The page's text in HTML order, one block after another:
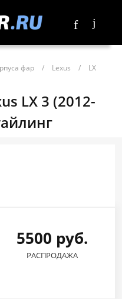
фар / Lexus /
LX
LX 3 (2012-
5500 руб.
РАСПРОДАЖА